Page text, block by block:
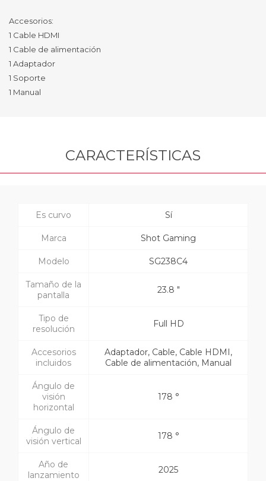
Accesorios:
1 Cable HDMI
1 Cable de alimentación
1 Adaptador
1 Soporte
1 Manual
CARACTERÍSTICAS
Es curvo Sí
Marca Shot Gaming
Modelo SG238C4
Tamaño de la
pantalla
23.8 "
Tipo de
resolución
Full HD
Accesorios
incluidos
Adaptador, Cable, Cable HDMI,
Cable de alimentación, Manual
Ángulo de
visión
horizontal
178 °
Ángulo de
visión vertical
178 °
Año de
lanzamiento
2025